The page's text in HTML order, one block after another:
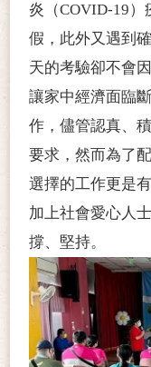
炎（COVID-19）
假，此外又遇到
天的考驗卻不會
讓家中經濟面臨
作，儘管認真、
要求，然而為了
選擇的工作更是
加上社會愛心人
撐、堅持。